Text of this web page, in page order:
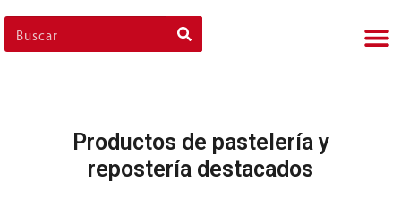
Productos de pastelería y
repostería destacados